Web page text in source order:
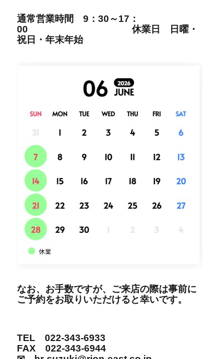
通常営業時間9：30～17：
00
休業日 日曜・
祝日・年末年始
なお、お手数ですが、ご来店の際は事前に
ご予約をお取りいただけると幸いです。
TEL 022-343-6933
FAX 022-343-6944